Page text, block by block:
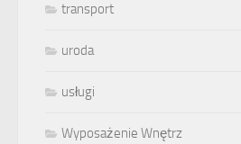
transport
uroda
usługi
Wyposażenie Wnętrz